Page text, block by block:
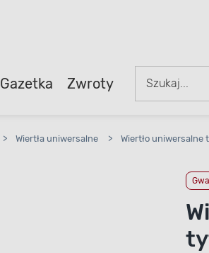
Gazetka Zwroty
> Wiertła uniwersalne > Wiertło